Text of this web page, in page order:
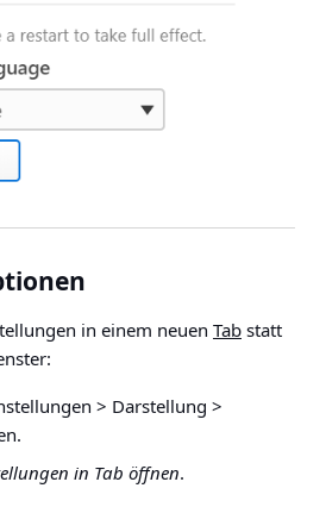
in einem neuen Tab statt
> Darstellung >
.
in Tab öffnen.